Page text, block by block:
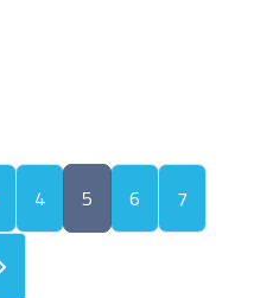
4 5 6
7